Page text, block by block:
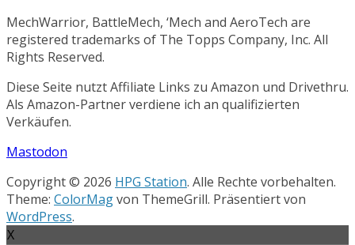
MechWarrior, BattleMech, ‘Mech and AeroTech are
registered trademarks of The Topps Company, Inc. All
Rights Reserved.
Diese Seite nutzt Affiliate Links zu Amazon und Drivethru.
Als Amazon-Partner verdiene ich an qualifizierten
Verkäufen.
Mastodon
Copyright © 2026 HPG Station. Alle Rechte vorbehalten.
Theme: ColorMagvon ThemeGrill. Präsentiert von
WordPress.
X